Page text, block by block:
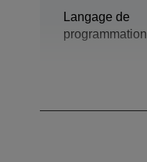
Langage de
programmation